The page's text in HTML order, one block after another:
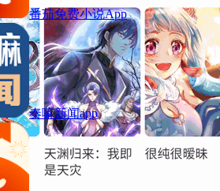
番茄免费小说App
奏嘛新闻app